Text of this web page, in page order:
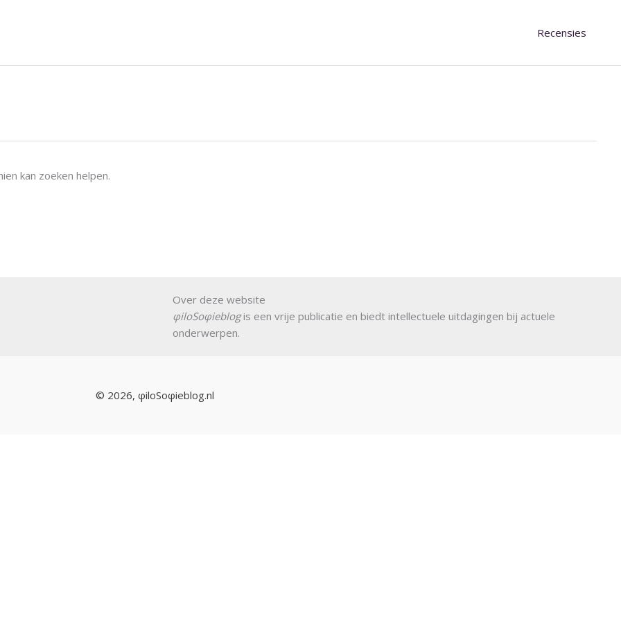
Recensies
kan zoeken helpen.
Over deze website
φiloSoφieblogis een vrije publicatie en biedt intellectuele uitdagingen bij actuele
onderwerpen.
© 2026, φiloSoφieblog.nl